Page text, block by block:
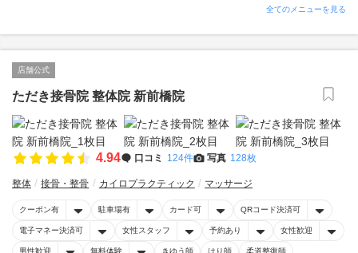
全てのメニューを見る
店舗公式
ただき接骨院 整体院 新前橋院
4.94 口コミ 124件 写真 128枚
整体 接骨・整骨 カイロプラクティック マッサージ
クーポン有 駐車場有 カード可 QRコード決済可
電子マネー決済可 女性スタッフ 予約あり 女性歓迎
男性歓迎 無料体験 きゆう師 はり師 柔道整復師